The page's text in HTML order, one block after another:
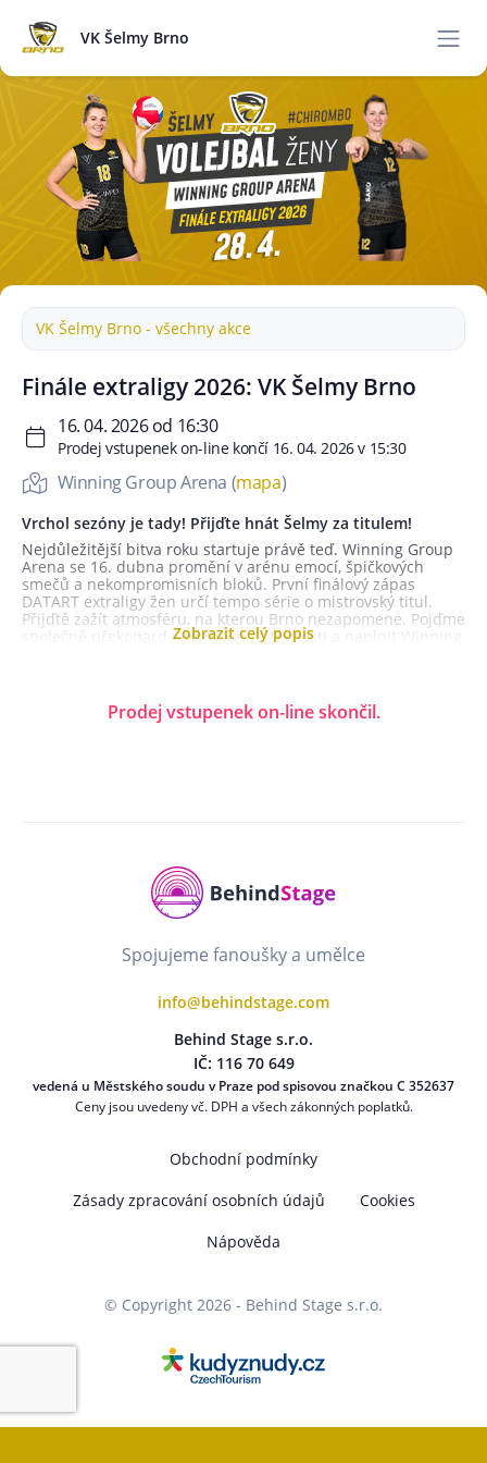
VK Šelmy Brno
VK Šelmy Brno - všechny akce
Finále extraligy 2026: VK Šelmy Brno
16. 04. 2026 od 16:30
Prodej vstupenek on-line končí 16. 04. 2026 v 15:30
Winning Group Arena (mapa)
Vrchol sezóny je tady! Přijďte hnát Šelmy za titulem!
Nejdůležitější bitva roku startuje právě teď. Winning Group
Arena se 16. dubna promění v arénu emocí, špičkových
smečů a nekompromisních bloků. První finálový zápas
DATART extraligy žen určí tempo série o mistrovský titul.
Přijďtě zažít atmosféru, na kterou Brno nezapomene. Pojďme
společně překonard rekord v návštěvnosti a naplnit Winning
startuje už v 16:30! Přijďte včas, užijte si show a pak
Staňkova 367/12a, Brno 602 00
Zobrazit celý popis
Prodej vstupenek on-line skončil.
Spojujeme fanoušky a umělce
info@behindstage.com
Behind Stage s.r.o.
IČ: 116 70 649
vedená u Městského soudu v Praze pod spisovou značkou C 352637
Ceny jsou uvedeny vč. DPH a všech zákonných poplatků.
Obchodní podmínky
Zásady zpracování osobních údajů
Cookies
Nápověda
© Copyright 2026 - Behind Stage s.r.o.